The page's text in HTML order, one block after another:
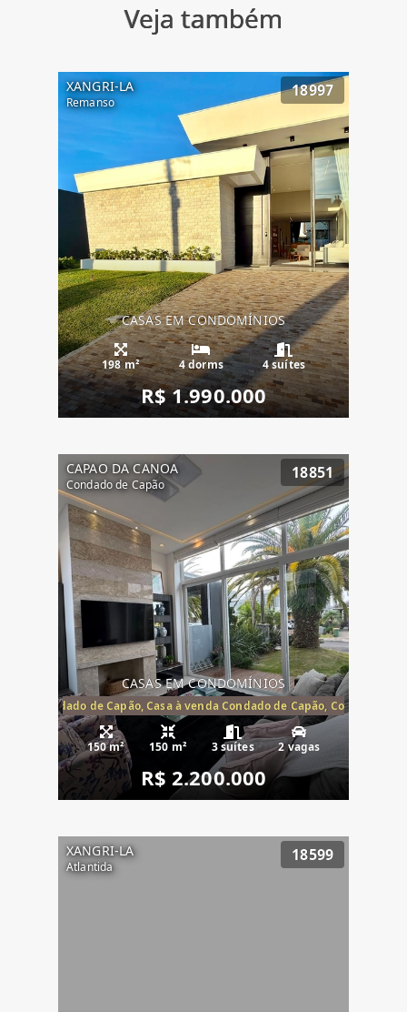
Veja também
XANGRI-LA
Remanso
18997
CASAS EM CONDOMÍNIOS
198 m² 4 dorms 4 suítes
R$ 1.990.000
CAPAO DA CANOA
Condado de Capão
18851
CASAS EM CONDOMÍNIOS
Condado de Capão, Casa à venda Condado de Capão, Condomínio
150 m² 150 m² 3 suítes 2 vagas
R$ 2.200.000
XANGRI-LA
Atlantida
18599